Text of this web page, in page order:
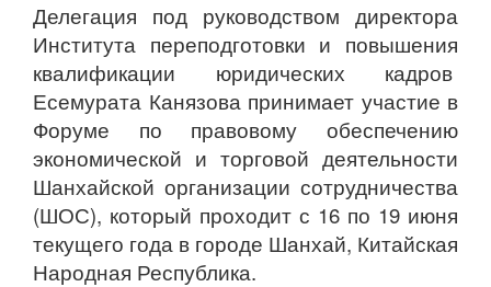
Делегация под руководством директора
Института переподготовки и повышения
квалификации юридических кадров
Есемурата Канязова принимает участие в
Форуме по правовому обеспечению
экономической и торговой деятельности
Шанхайской организации сотрудничества
(ШОС), который проходит с 16 по 19 июня
текущего года в городе Шанхай, Китайская
Народная Республика.